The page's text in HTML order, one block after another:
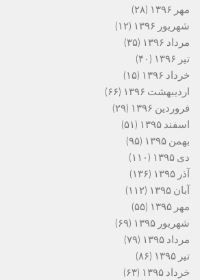
مهر ۱۳۹۶
(۲۸)
شهریور ۱۳۹۶
(۱۲)
مرداد ۱۳۹۶
(۳۵)
تیر ۱۳۹۶
(۴۰)
خرداد ۱۳۹۶
(۱۵)
اردیبهشت ۱۳۹۶
(۶۶)
فروردین ۱۳۹۶
(۲۹)
اسفند ۱۳۹۵
(۵۱)
بهمن ۱۳۹۵
(۹۵)
دی ۱۳۹۵
(۱۱۰)
آذر ۱۳۹۵
(۱۳۶)
آبان ۱۳۹۵
(۱۱۲)
مهر ۱۳۹۵
(۵۵)
شهریور ۱۳۹۵
(۶۹)
مرداد ۱۳۹۵
(۷۹)
تیر ۱۳۹۵
(۸۶)
خرداد ۱۳۹۵
(۶۳)